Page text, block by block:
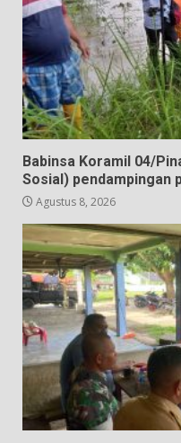
Babinsa Koramil 04/
Sosial) pendampingan
Agustus 8, 2026